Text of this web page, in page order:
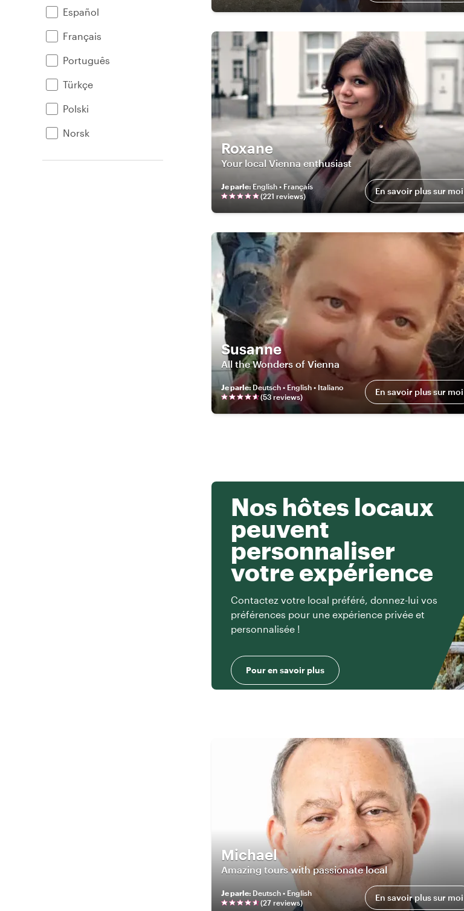
Español
Français
Português
Türkçe
Polski
Norsk
Roxane
Your local Vienna enthusiast
Je parle: English • Français
(221 reviews) En savoir plus sur moi
Susanne
All the Wonders of Vienna
Je parle: Deutsch • English • Italiano
(53reviews) En savoir plus sur moi
Nos hôtes locaux
peuvent
personnaliser
votre expérience
Contactez votre local préféré, donnez-lui vos
préférences pour une expérience privée et
personnalisée !
Pour en savoir plus
Michael
Amazing tours with passionate local
Je parle: Deutsch • English
(27 reviews) En savoir plus sur moi